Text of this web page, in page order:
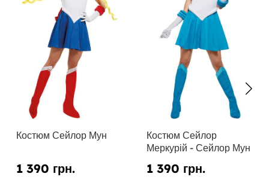
Костюм Сейлор Мун
1 390 грн.
Костюм Сейлор
Меркурій - Сейлор Мун
1 390 грн.